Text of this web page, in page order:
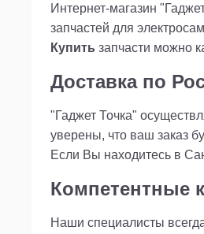
Интернет-магазин
запчастей для
Купить запчасти можно
Доставка по
"Гаджет Точка"
уверены, что ваш заказ
Если Вы находитесь в
Компетентные
Наши специалисты